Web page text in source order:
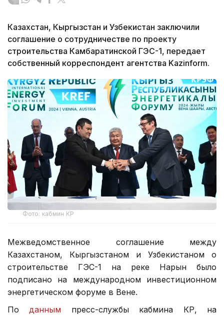
Казахстан, Кыргызстан и Узбекистан заключили
соглашение о сотрудничестве по проекту
строительства Камбаратинской ГЭС-1, передает
собственный корреспондент агентства Kazinform.
Фото: кабмин КР
Межведомственное соглашение между
Казахстаном, Кыргызстаном и Узбекистаном о
строительстве ГЭС-1 на реке Нарын было
подписано на международном инвестиционном
энергетическом форуме в Вене.
По данным пресс-службы кабмина КР, на